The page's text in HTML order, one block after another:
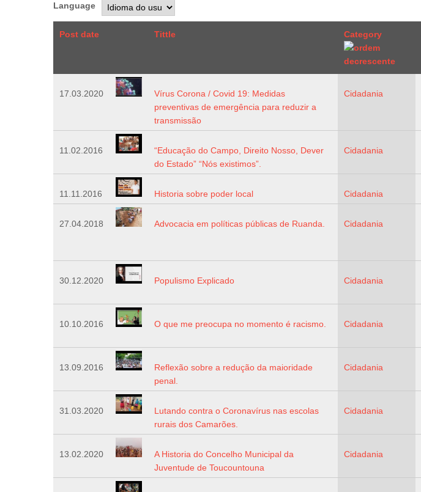
Language
Post date Tittle Category
17.03.2020
Vírus Corona / Covid 19: Medidas
preventivas de emergência para reduzir a
transmissão
Cidadania
11.02.2016
“Educação do Campo, Direito Nosso, Dever
do Estado” “Nós existimos”.
Cidadania
11.11.2016 Historia sobre poder local Cidadania
27.04.2018 Advocacia em políticas públicas de Ruanda. Cidadania
30.12.2020 Populismo Explicado Cidadania
10.10.2016 O que me preocupa no momento é racismo. Cidadania
13.09.2016
Reflexão sobre a redução da maioridade
penal.
Cidadania
31.03.2020
Lutando contra o Coronavírus nas escolas
rurais dos Camarões.
Cidadania
13.02.2020
A Historia do Concelho Municipal da
Juventude de Toucountouna
Cidadania